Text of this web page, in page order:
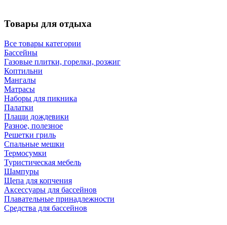
Товары для отдыха
Все товары категории
Бассейны
Газовые плитки, горелки, розжиг
Коптильни
Мангалы
Матрасы
Наборы для пикника
Палатки
Плащи дождевики
Разное, полезное
Решетки гриль
Спальные мешки
Термосумки
Туристическая мебель
Шампуры
Щепа для копчения
Аксессуары для бассейнов
Плавательные принадлежности
Средства для бассейнов